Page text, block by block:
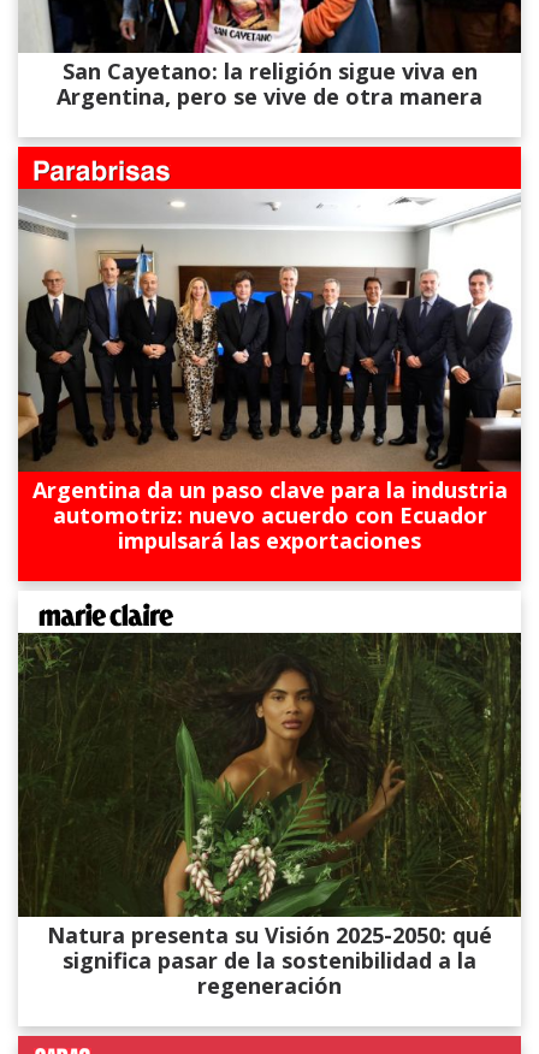
San Cayetano: la religión sigue viva en
Argentina, pero se vive de otra manera
Argentina da un paso clave para la industria
automotriz: nuevo acuerdo con Ecuador
impulsará las exportaciones
Natura presenta su Visión 2025-2050: qué
significa pasar de la sostenibilidad a la
regeneración